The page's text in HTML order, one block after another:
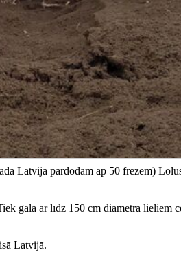
Latvijā pārdodam ap 50 frēzēm)
galā ar līdz 150 cm diametrā lieliem
Latvijā.